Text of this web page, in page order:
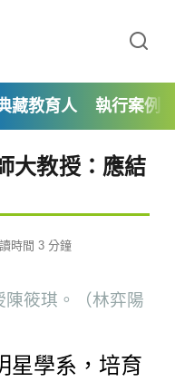
藏教育人 執行案例
大教授：應結
時間 3 分鐘
筱琪。（林弈陽
星學系，培育